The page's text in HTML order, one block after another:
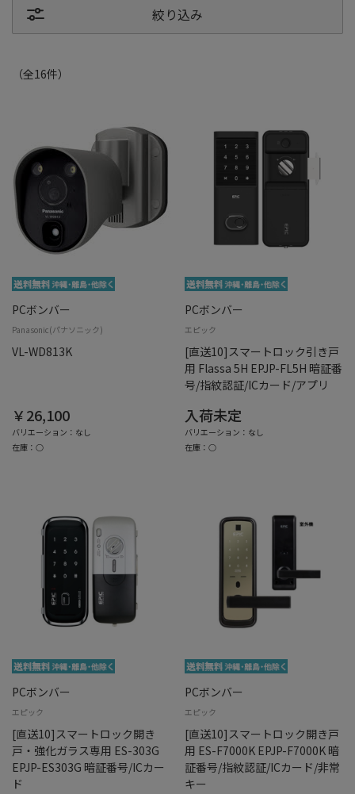
絞り込み
（全16件）
PCボンバー
Panasonic(パナソニック)
VL-WD813K
￥26,100
バリエーション：なし
在庫：○
PCボンバー
エピック
[直送10]スマートロック引き戸
用 Flassa 5H EPJP-FL5H 暗証番
号/指紋認証/ICカード/アプリ
入荷未定
バリエーション：なし
在庫：○
PCボンバー
エピック
[直送10]スマートロック開き
戸・強化ガラス専用 ES-303G
EPJP-ES303G 暗証番号/ICカー
ド
PCボンバー
エピック
[直送10]スマートロック開き戸
用 ES-F7000K EPJP-F7000K 暗
証番号/指紋認証/ICカード/非常
キー